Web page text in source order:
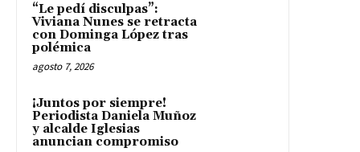
“Le pedí disculpas”:
Viviana Nunes se retracta
con Dominga López tras
polémica
agosto 7, 2026
¡Juntos por siempre!
Periodista Daniela Muñoz
y alcalde Iglesias
anuncian compromiso